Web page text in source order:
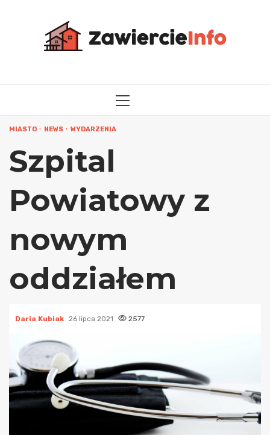
MENU
MIASTO NEWS WYDARZENIA
Szpital
Powiatowy z
nowym
oddziałem
Daria Kubiak 26 lipca 2021 2577